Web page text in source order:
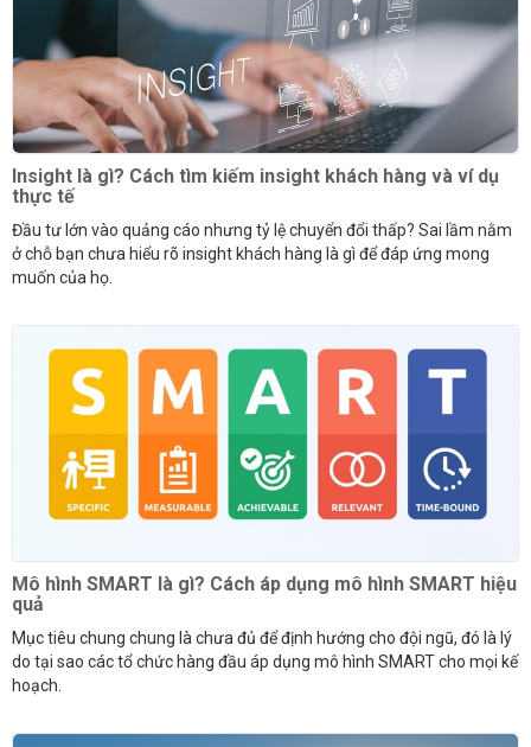
Insight là gì? Cách tìm kiếm insight khách hàng và ví dụ
thực tế
Đầu tư lớn vào quảng cáo nhưng tỷ lệ chuyển đổi thấp? Sai lầm nằm
ở chỗ bạn chưa hiểu rõ insight khách hàng là gì để đáp ứng mong
muốn của họ.
Mô hình SMART là gì? Cách áp dụng mô hình SMART hiệu
quả
Mục tiêu chung chung là chưa đủ để định hướng cho đội ngũ, đó là lý
do tại sao các tổ chức hàng đầu áp dụng mô hình SMART cho mọi kế
hoạch.